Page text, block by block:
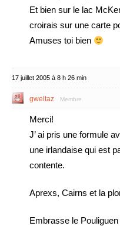
Et bien sur le lac
croirais sur une carte
Amuses toi bien
17 juillet 2005 à 8 h 26 min
gweltaz Membre
Merci!
J’ ai pris une formule
une irlandaise qui est
contente.
Aprexs, Cairns et la
Embrasse le Pouliguen